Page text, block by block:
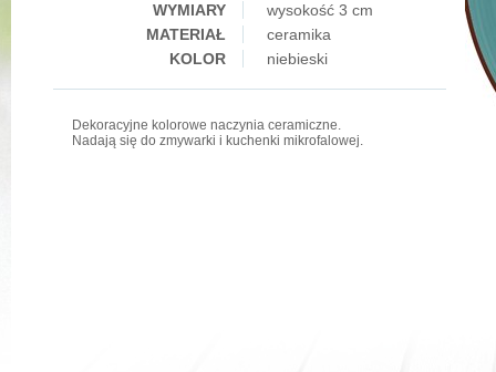
WYMIARY
wysokość 3 cm
MATERIAŁ
ceramika
KOLOR
niebieski
Dekoracyjne kolorowe naczynia ceramiczne.
Nadają się do zmywarki i kuchenki mikrofalowej.